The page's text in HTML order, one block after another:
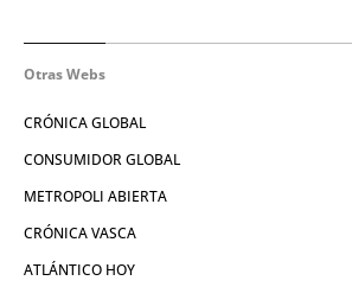
Otras Webs
CRÓNICA GLOBAL
CONSUMIDOR GLOBAL
METROPOLI ABIERTA
CRÓNICA VASCA
ATLÁNTICO HOY